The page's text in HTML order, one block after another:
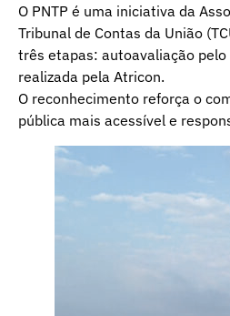
O PNTP é uma iniciativa da
Tribunal de Contas da União
três etapas: autoavaliação pelo
realizada pela Atricon.
O reconhecimento reforça o
pública mais acessível e